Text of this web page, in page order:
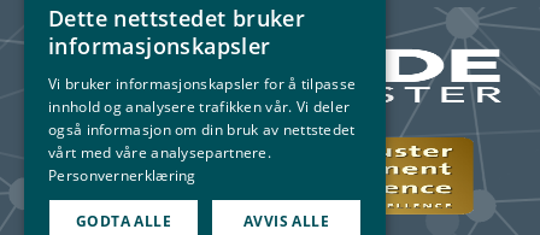
NORWEGIAN
Dette nettstedet bruker
informasjonskapsler
Vi bruker informasjonskapsler for å tilpasse
innhold og analysere trafikken vår. Vi deler
også informasjon om din bruk av nettstedet
vårt med våre analysepartnere.
Personvernerklæring
GODTA ALLE AVVIS ALLE